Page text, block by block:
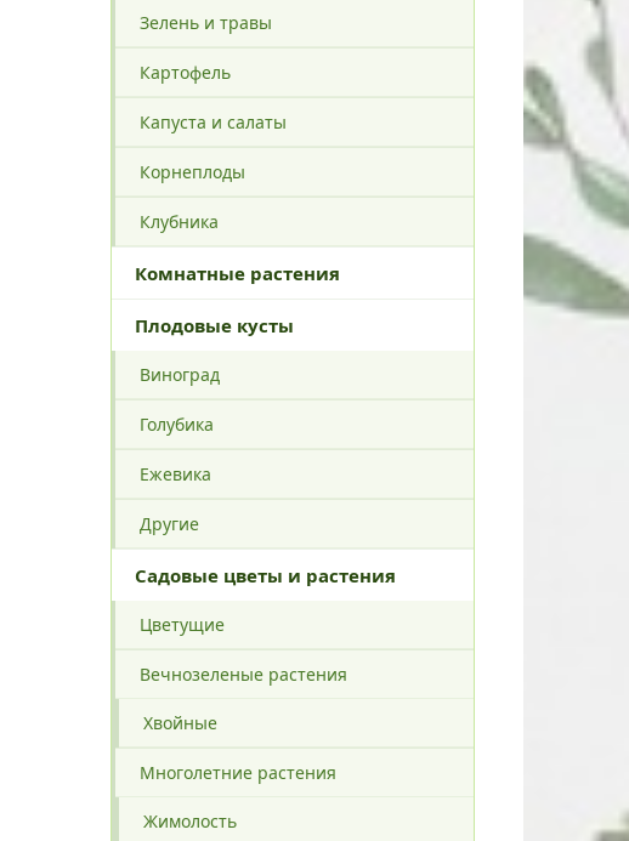
Зелень и травы
Картофель
Капуста и салаты
Корнеплоды
Клубника
Комнатные растения
Плодовые кусты
Виноград
Голубика
Ежевика
Другие
Садовые цветы и растения
Цветущие
Вечнозеленые растения
Хвойные
Многолетние растения
Жимолость